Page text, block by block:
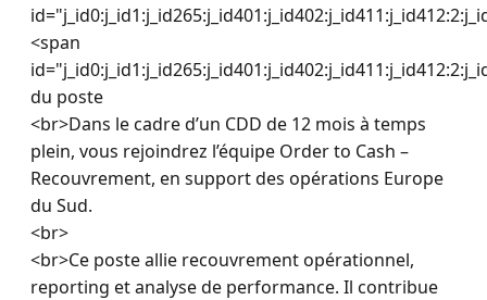
<span
du poste
<br>Dans le cadre d’un CDD de 12 mois à temps
plein, vous rejoindrez l’équipe Order to Cash –
Recouvrement, en support des opérations Europe
du Sud.
<br>
<br>Ce poste allie recouvrement opérationnel,
reporting et analyse de performance. Il contribue